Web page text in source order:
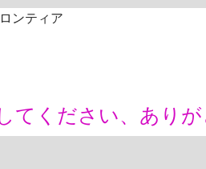
てください、あり